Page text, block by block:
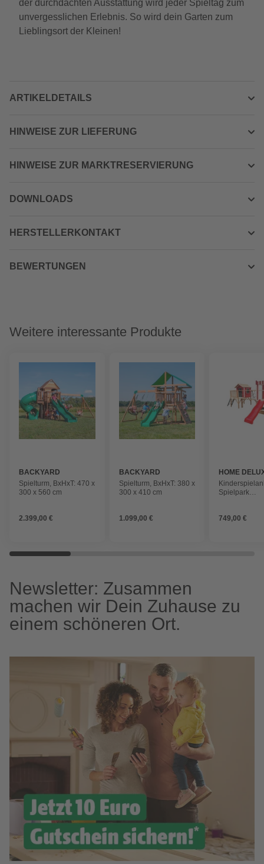
der durchdachten Ausstattung wird jeder Spieltag zum
unvergesslichen Erlebnis. So wird dein Garten zum
Lieblingsort der Kleinen!
ARTIKELDETAILS
HINWEISE ZUR LIEFERUNG
HINWEISE ZUR MARKTRESERVIERUNG
DOWNLOADS
HERSTELLERKONTAKT
BEWERTUNGEN
Weitere interessante Produkte
BACKYARD
DISCOVERY
Spielturm, BxHxT: 470 x
300 x 560 cm
2.399,00 €
BACKYARD
DISCOVERY
Spielturm, BxHxT: 380 x
300 x 410 cm
1.099,00 €
HOME
Spielpark
749,00 €
Newsletter: Zusammen
machen wir Dein Zuhause zu
einem schöneren Ort.